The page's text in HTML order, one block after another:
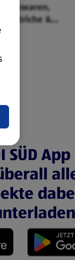
Backwaren,
Aufstriche &
SÜD